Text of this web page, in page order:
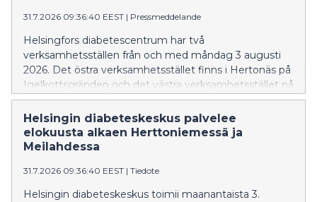
31.7.2026 09:36:40 EEST | Pressmeddelande
Helsingfors diabetescentrum har två
verksamhetsställen från och med måndag 3 augusti
2026. Det östra verksamhetsstället finns i Hertonäs på
Igelkottsgränden och det västra verksamhetsstället på
Paciusgatan i Mejlans. Verksamheten i Fiskehamnen
och Nordsjö har upphört.
Helsingin diabeteskeskus palvelee
elokuusta alkaen Herttoniemessä ja
Meilahdessa
31.7.2026 09:36:40 EEST | Tiedote
Helsingin diabeteskeskus toimii maanantaista 3.